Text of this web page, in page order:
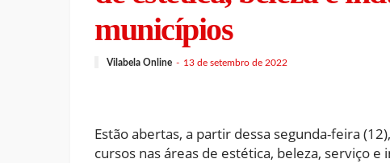
municípios
Vilabela Online 13 de setembro de 2022
Estão abertas, a partir dessa segunda-feira
cursos nas áreas de estética, beleza, serviço